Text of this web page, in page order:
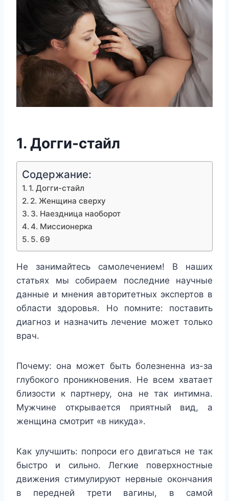
1. Догги-стайл
Содержание:
1. Догги-стайл
2. Женщина сверху
3. Наездница наоборот
4. Миссионерка
5. 69
Не занимайтесь самолечением!
В наших
статьях мы собираем последние научные
данные и мнения авторитетных экспертов в
области здоровья. Но помните: поставить
диагноз и назначить лечение может только
врач.
Почему: она может быть болезненна из-за
глубокого проникновения. Не всем хватает
близости к партнеру, она не так интимна.
Мужчине открывается приятный вид, а
женщина смотрит «в никуда».
Как улучшить: попроси его двигаться не так
быстро и сильно. Легкие поверхностные
движения стимулируют нервные окончания
в передней трети вагины, в самой